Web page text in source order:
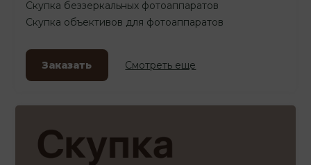
Скупка беззеркальных фотоаппаратов
Скупка объективов для фотоаппаратов
Заказать Смотреть еще